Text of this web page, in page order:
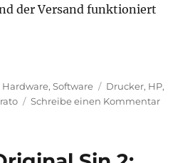
der Versand funktioniert
Kategorien
Hardware,Software Schlagwörter
Drucker, HP,
Schreibe einen Kommentarzu